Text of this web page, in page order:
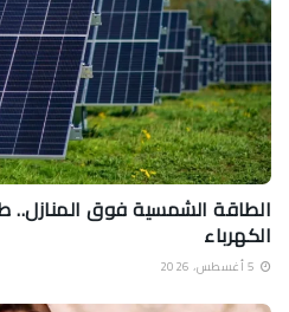
الطاقة الشمسية فوق
الكهرباء